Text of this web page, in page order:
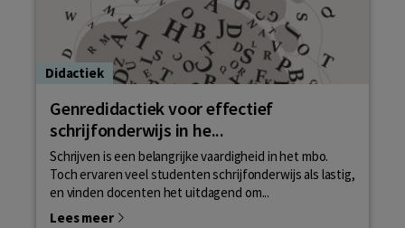
Didactiek
Genredidactiek voor effectief
schrijfonderwijs in he...
Schrijven is een belangrijke vaardigheid in het mbo.
Toch ervaren veel studenten schrijfonderwijs als lastig,
en vinden docenten het uitdagend om...
Lees meer